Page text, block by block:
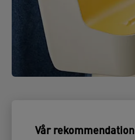
Vår rekommendation